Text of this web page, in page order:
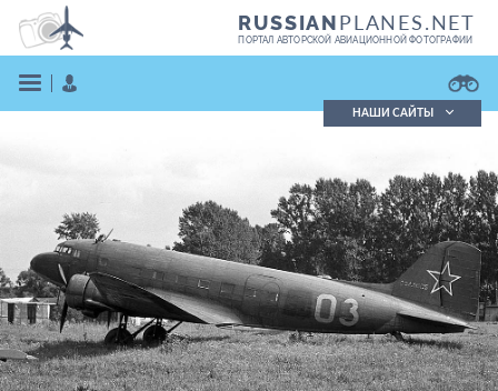
RUSSIANPLANES.NET
ПОРТАЛ АВТОРСКОЙ АВИАЦИОННОЙ ФОТОГРАФИИ
ВОЙТИ
Кратко
Подробно
НАШИ САЙТЫ